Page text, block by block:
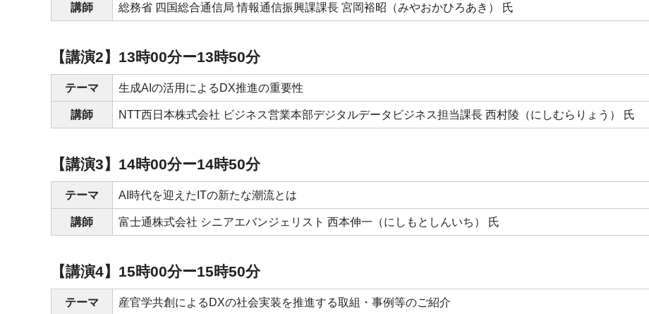
講師 総務省 四国総合通信局 情報通信振興課課長 宮岡裕昭（みやおかひろあき） 氏
【講演2】13時00分ー13時50分
テーマ 生成AIの活用によるDX推進の重要性
講師 NTT西日本株式会社 ビジネス営業本部デジタルデータビジネス担当課長 西村陵（にしむらりょう） 氏
【講演3】14時00分ー14時50分
テーマ AI時代を迎えたITの新たな潮流とは
講師 富士通株式会社 シニアエバンジェリスト 西本伸一（にしもとしんいち） 氏
【講演4】15時00分ー15時50分
テーマ 産官学共創によるDXの社会実装を推進する取組・事例等のご紹介